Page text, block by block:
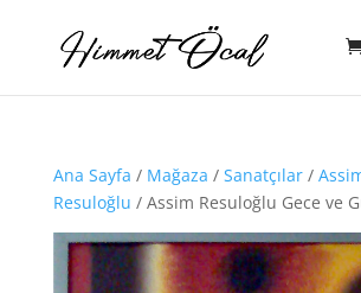
Ana Sayfa / Mağaza / Sanatçılar/
Resuloğlu / Assim Resuloğlu Gece ve